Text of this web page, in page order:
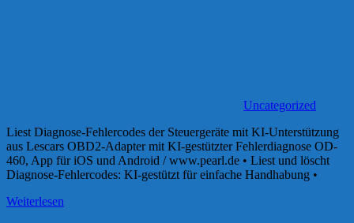
Uncategorized
Liest Diagnose-Fehlercodes der Steuergeräte mit KI-Unterstützung
aus Lescars OBD2-Adapter mit KI-gestützter Fehlerdiagnose OD-
460, App für iOS und Android / www.pearl.de • Liest und löscht
Diagnose-Fehlercodes: KI-gestützt für einfache Handhabung •
Weiterlesen